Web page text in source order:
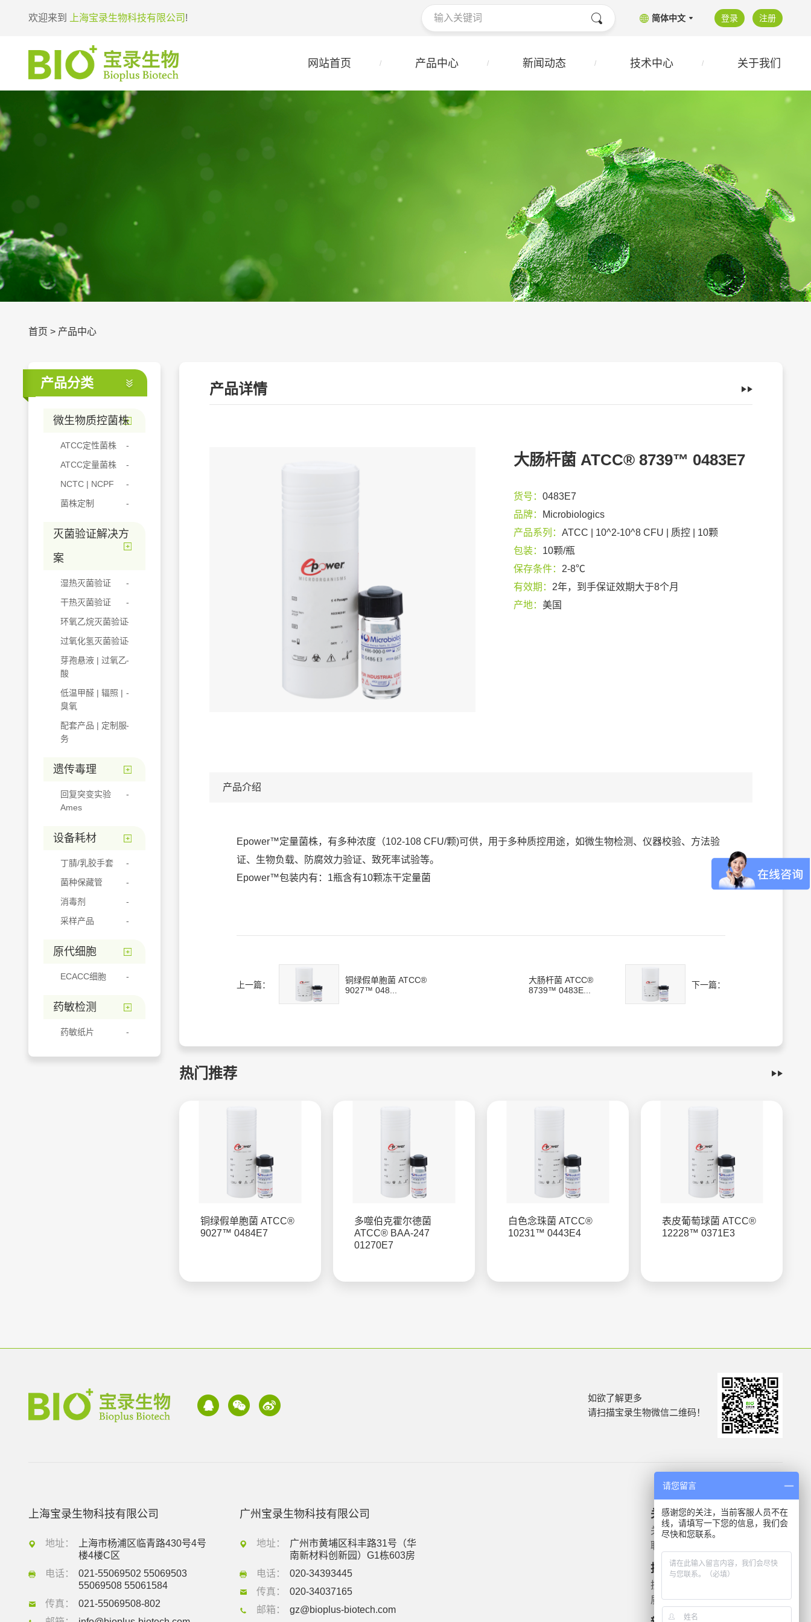
欢迎来到 上海宝录生物科技有限公司 ! 简体中文 登录 注册
网站首页 产品中心 新闻动态 技术中心 关于我们
首页 > 产品中心
产品分类
微生物质控菌株
ATCC定性菌株
ATCC定量菌株
NCTC | NCPF
菌株定制
灭菌验证解决方
案
湿热灭菌验证
干热灭菌验证
环氧乙烷灭菌验证
过氧化氢灭菌验证
芽孢悬液 | 过氧乙
酸
低温甲醛 | 辐照 |
臭氧
配套产品 | 定制服
务
遗传毒理
回复突变实验
Ames
设备耗材
丁腈/乳胶手套
菌种保藏管
消毒剂
采样产品
原代细胞
ECACC细胞
药敏检测
药敏纸片
产品详情
大肠杆菌 ATCC® 8739™ 0483E7
货号： 0483E7
品牌：
Microbiologics
产品系列： ATCC | 10^2-10^8 CFU | 质控 | 10颗
包装： 10颗/瓶
保存条件： 2-8℃
有效期： 2年，到手保证效期大于8个月
产地： 美国
产品介绍
Epower™定量菌株，有多种浓度（102-108 CFU/颗)可供，用于多种质控用途，如微生物检测、仪器校验、方法验
证、生物负载、防腐效力验证、致死率试验等。
Epower™包装内有：1瓶含有10颗冻干定量菌
上一篇：
铜绿假单胞菌 ATCC®
9027™ 048...
大肠杆菌 ATCC®
8739™ 0483E...
下一篇：
热门推荐
铜绿假单胞菌 ATCC®
9027™ 0484E7
多噬伯克霍尔德菌
ATCC® BAA-247
01270E7
白色念珠菌 ATCC®
10231™ 0443E4
表皮葡萄球菌 ATCC®
12228™ 0371E3
如欲了解更多
请扫描宝录生物微信二维码！
上海宝录生物科技有限公司
地址：
上海市杨浦区临青路430号4号
楼4楼C区
电话：
021-55069502 55069503
55069508 55061584
传真：
021-55069508-802
广州宝录生物科技有限公司
地址：
广州市黄埔区科丰路31号（华
南新材料创新园）G1栋603房
电话：
020-34393445
传真：
020-34037165
邮箱：
gz@bioplus-biotech.com
关于我们
关于我们
联系我们
技术支持
技术文档
质检报告
产品信息
微生物质控菌株
遗传毒理
药敏检测
请您留言
感谢您的关注，当前客服人员不在
线，请填写一下您的信息，我们会
尽快和您联系。